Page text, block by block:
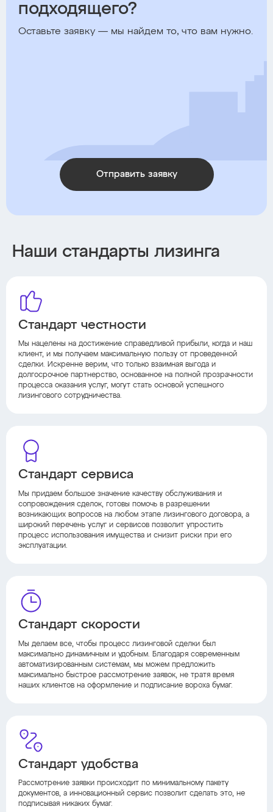
подходящего?
Оставьте заявку — мы найдем то, что вам нужно.
Отправить заявку
Наши стандарты лизинга
Стандарт честности
Мы нацелены на достижение справедливой прибыли, когда и наш
клиент, и мы получаем максимальную пользу от проведенной
сделки. Искренне верим, что только взаимная выгода и
долгосрочное партнерство, основанное на полной прозрачности
процесса оказания услуг, могут стать основой успешного
лизингового сотрудничества.
Стандарт сервиса
Мы придаем большое значение качеству обслуживания и
сопровождения сделок, готовы помочь в разрешении
возникающих вопросов на любом этапе лизингового договора, а
широкий перечень услуг и сервисов позволит упростить
процесс использования имущества и снизит риски при его
эксплуатации.
Стандарт скорости
Мы делаем все, чтобы процесс лизинговой сделки был
максимально динамичным и удобным. Благодаря современным
автоматизированным системам, мы можем предложить
максимально быстрое рассмотрение заявок, не тратя время
наших клиентов на оформление и подписание вороха бумаг.
Стандарт удобства
Рассмотрение заявки происходит по минимальному пакету
документов, а инновационный сервис позволит сделать это, не
подписывая никаких бумаг.